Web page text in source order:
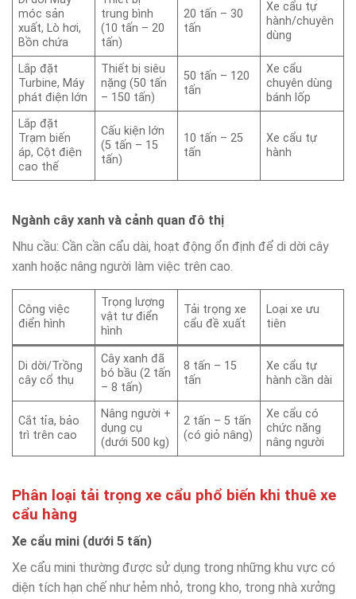
móc sản
xuất, Lò hơi,
Bồn chứa
trung bình
(10 tấn – 20
tấn)
20 tấn – 30
tấn
Xe cẩu tự
hành/chuyên
dùng
Lắp đặt
Turbine, Máy
phát điện lớn
Thiết bị siêu
nặng (50 tấn
– 150 tấn)
50 tấn – 120
tấn
Xe cẩu
chuyên dùng
bánh lốp
Lắp đặt
Trạm biến
áp, Cột điện
cao thế
Cấu kiện lớn
(5 tấn – 15
tấn)
10 tấn – 25
tấn
Xe cẩu tự
hành
Ngành cây xanh và cảnh quan đô thị
Nhu cầu: Cần cần cẩu dài, hoạt động ổn định để di dời cây
xanh hoặc nâng người làm việc trên cao.
Công việc
điển hình
Trọng lượng
vật tư điển
hình
Tải trọng xe
cẩu đề xuất
Loại xe ưu
tiên
Di dời/Trồng
cây cổ thụ
Cây xanh đã
bó bầu (2 tấn
– 8 tấn)
8 tấn – 15
tấn
Xe cẩu tự
hành cần dài
Cắt tỉa, bảo
trì trên cao
Nâng người +
dụng cụ
(dưới 500 kg)
2 tấn – 5 tấn
(có giỏ nâng)
Xe cẩu có
chức năng
nâng người
Phân loại tải trọng xe cẩu phổ biến khi thuê xe
cẩu hàng
Xe cẩu mini (dưới 5 tấn)
Xe cẩu mini thường được sử dụng trong những khu vực có
diện tích hạn chế như hẻm nhỏ, trong kho, trong nhà xưởng